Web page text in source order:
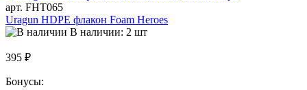
арт. FHT065
Uragun HDPE флакон Foam Heroes
В наличии: 2 шт
395 ₽
Бонусы: